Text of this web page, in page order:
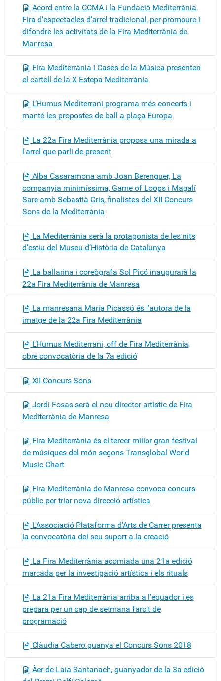
Acord entre la CCMA i la Fundació Mediterrània,
Fira d’espectacles d’arrel tradicional, per promoure i
difondre les activitats de la Fira Mediterrània de
Manresa
Fira Mediterrània i Cases de la Música presenten
el cartell de la X Estepa Mediterrània
L’Humus Mediterrani programa més concerts i
manté les propostes de ball a plaça Europa
La 22a Fira Mediterrània proposa una mirada a
l'arrel que parli de present
Alba Casaramona amb Joan Berenguer, La
companyia minimíssima, Game of Loops i Magalí
Sare amb Sebastià Gris, finalistes del XII Concurs
Sons de la Mediterrània
La Mediterrània serà la protagonista de les nits
d’estiu del Museu d’Història de Catalunya
La ballarina i coreògrafa Sol Picó inaugurarà la
22a Fira Mediterrània de Manresa
La manresana Maria Picassó és l’autora de la
imatge de la 22a Fira Mediterrània
L’Humus Mediterrani, off de Fira Mediterrània,
obre convocatòria de la 7a edició
XII Concurs Sons
Jordi Fosas serà el nou director artístic de Fira
Mediterrània de Manresa
Fira Mediterrània és el tercer millor gran festival
de músiques del món segons Transglobal World
Music Chart
Fira Mediterrània de Manresa convoca concurs
públic per triar nova direcció artística
L'Associació Plataforma d'Arts de Carrer presenta
la convocatòria del seu suport a la creació
La Fira Mediterrània acomiada una 21a edició
marcada per la investigació artística i els rituals
La 21a Fira Mediterrània arriba a l’equador i es
prepara per un cap de setmana farcit de
programació
Clàudia Cabero guanya el Concurs Sons 2018
Àer de Laia Santanach, guanyador de la 3a edició